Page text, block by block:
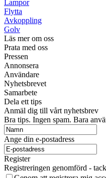
Lampor
Flytta
Avkoppling
Golv
Läs mer om oss
Prata med oss
Pressen
Annonsera
Användare
Nyhetsbrevet
Samarbete
Dela ett tips
Anmäl dig till vårt nyhetsbrev
Bra tips. Ingen spam. Bara
Ange din e-postadress
Register
Registreringen genomförd - tack